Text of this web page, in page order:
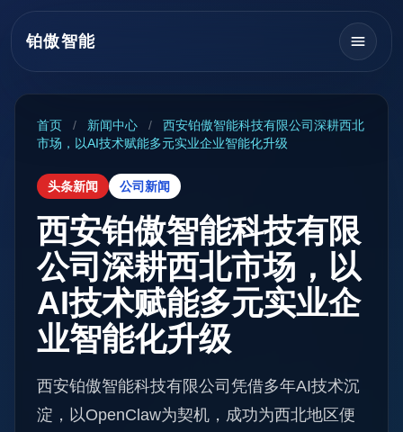
铂傲智能
首页 / 新闻中心 /
西安铂傲智能科技有限公司深耕西北
市场，以AI技术赋能多元实业企业智能化升级
头条新闻 公司新闻
西安铂傲智能科技有限
公司深耕西北市场，以
AI技术赋能多元实业企
业智能化升级
西安铂傲智能科技有限公司凭借多年AI技术沉
淀，以OpenClaw为契机，成功为西北地区便